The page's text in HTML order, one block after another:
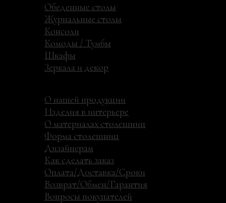
Обеденные столы
Журнальные столы
Консоли
Комоды / Тумбы
Шкафы
Зеркала и декор
О нашей продукции
Изделия в интерьере
О материалах столешниц
Форма столешниц
Дизайнерам
Как сделать заказ
Оплата/Доставка/Сроки
Возврат/Обмен/Гарантия
Вопросы покупателей